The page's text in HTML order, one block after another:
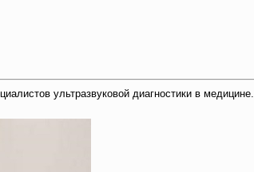
ультразвуковой диагностики в медицине.